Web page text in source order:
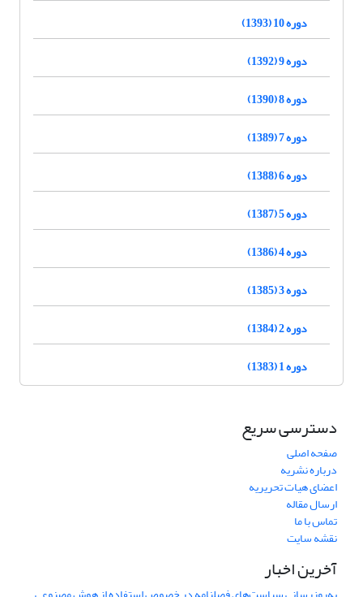
دوره 10 (1393)
دوره 9 (1392)
دوره 8 (1390)
دوره 7 (1389)
دوره 6 (1388)
دوره 5 (1387)
دوره 4 (1386)
دوره 3 (1385)
دوره 2 (1384)
دوره 1 (1383)
دسترسی سریع
صفحه اصلی
درباره نشریه
اعضای هیات تحریریه
ارسال مقاله
تماس با ما
نقشه سایت
آخرین اخبار